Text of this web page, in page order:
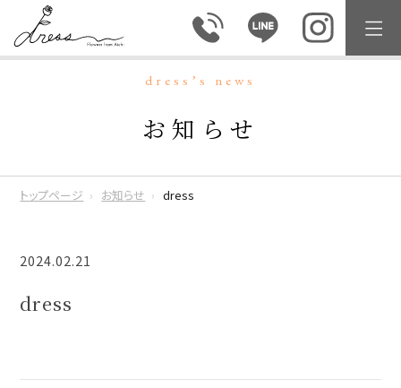
dress’s news
お知らせ
トップページ お知らせ dress
2024.02.21
dress